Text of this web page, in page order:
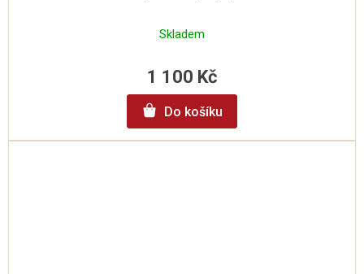
Skladem
1 100 Kč
Do košíku